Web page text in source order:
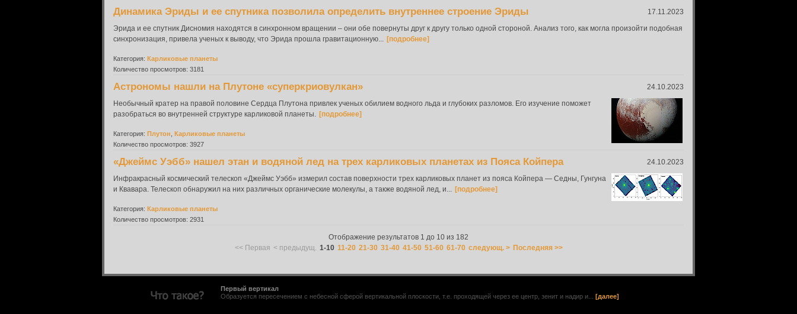
17.11.2023
Динамика Эриды и ее спутника позволила определить внутреннее строение Эриды
Эрида и ее спутник Дисномия находятся в синхронном вращении – они обе повернуты друг к другу только одной стороной. Анализ того, как могла произойти подобная
синхронизация, привела ученых к выводу, что Эрида прошла гравитационную... [подробнее]
Категория: Карликовые планеты
Количество просмотров: 3181
24.10.2023
Астрономы нашли на Плутоне «суперкриовулкан»
Необычный кратер на правой половине Сердца Плутона привлек ученых обилием водного льда и глубоких разломов. Его изучение поможет
разобраться во внутренней структуре карликовой планеты. [подробнее]
Категория: Плутон Карликовые планеты
Количество просмотров: 3927
24.10.2023
«Джеймс Уэбб» нашел этан и водяной лед на трех карликовых планетах из Пояса Койпера
Инфракрасный космический телескоп «Джеймс Уэбб» измерил состав поверхности трех карликовых планет из пояса Койпера — Седны, Гунгуна
и Квавара. Телескоп обнаружил на них различных органические молекулы, а также водяной лед, и... [подробнее]
Категория: Карликовые планеты
Количество просмотров: 2931
Отображение результатов 1 до 10 из 182
<< Первая < предыдущ. 1-10 11-20 21-30 31-40 41-50 51-60 61-70 следующ. > Последняя >>
Первый вертикал
Образуется пересечением с небесной сферой вертикальной плоскости, т.е. проходящей через ее центр, зенит и надир и... [далее]